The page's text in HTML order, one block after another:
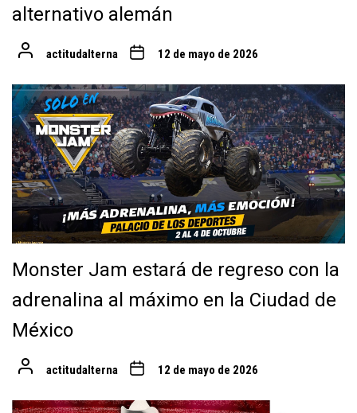
alternativo alemán
actitudalterna 12 de mayo de 2026
Monster Jam estará de regreso con la
adrenalina al máximo en la Ciudad de
México
actitudalterna 12 de mayo de 2026